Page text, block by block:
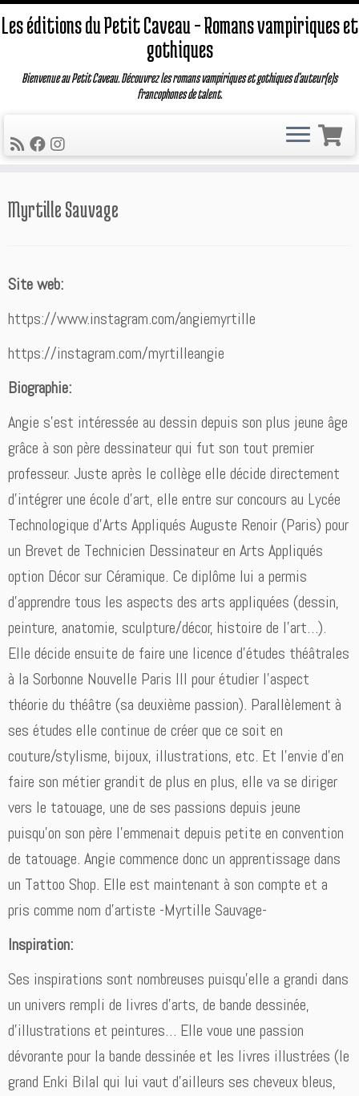
au
Les éditions du Petit Caveau – Romans vampiriques et
gothiques
Bienvenue au Petit Caveau. Découvrez les romans vampiriques et gothiques d'auteur(e)s
francophones de talent.
Myrtille Sauvage
Site web:
https://www.instagram.com/angiemyrtille
https://instagram.com/myrtilleangie
Biographie:
Angie s’est intéressée au dessin depuis son plus jeune âge
grâce à son père dessinateur qui fut son tout premier
professeur. Juste après le collège elle décide directement
d’intégrer une école d’art, elle entre sur concours au Lycée
Technologique d’Arts Appliqués Auguste Renoir (Paris) pour
un Brevet de Technicien Dessinateur en Arts Appliqués
option Décor sur Céramique. Ce diplôme lui a permis
d’apprendre tous les aspects des arts appliquées (dessin,
peinture, anatomie, sculpture/décor, histoire de l’art…).
Elle décide ensuite de faire une licence d’études théâtrales
à la Sorbonne Nouvelle Paris III pour étudier l’aspect
théorie du théâtre (sa deuxième passion). Parallèlement à
ses études elle continue de créer que ce soit en
couture/stylisme, bijoux, illustrations, etc. Et l’envie d’en
faire son métier grandit de plus en plus, elle va se diriger
vers le tatouage, une de ses passions depuis jeune
puisqu’on son père l’emmenait depuis petite en convention
de tatouage. Angie commence donc un apprentissage dans
un Tattoo Shop. Elle est maintenant à son compte et a
pris comme nom d’artiste -Myrtille Sauvage-
Inspiration:
Ses inspirations sont nombreuses puisqu’elle a grandi dans
un univers rempli de livres d’arts, de bande dessinée,
d’illustrations et peintures… Elle voue une passion
dévorante pour la bande dessinée et les livres illustrées (le
grand Enki Bilal qui lui vaut d’ailleurs ses cheveux bleus,